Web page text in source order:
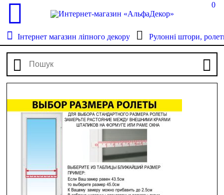
0
Інтернет магазин ліпного декору Рулонні штори,